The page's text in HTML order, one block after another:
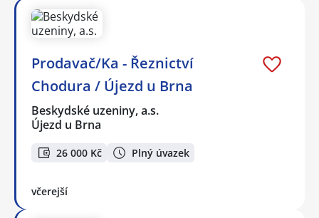
Prodavač/Ka - Řeznictví
Chodura / Újezd u Brna
Beskydské uzeniny, a.s.
Újezd u Brna
26 000 Kč Plný úvazek
včerejší